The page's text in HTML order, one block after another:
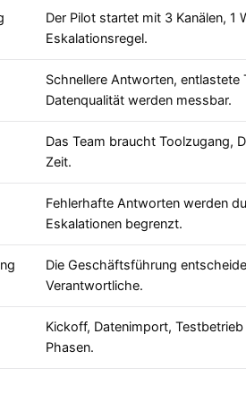
Der Pilot startet mit 3 Kanälen, 1
Eskalationsregel.
Schnellere Antworten, entlastete
Datenqualität werden messbar.
Das Team braucht Toolzugang,
Zeit.
Fehlerhafte Antworten werden
Eskalationen begrenzt.
Die Geschäftsführung
Verantwortliche.
Kickoff, Datenimport,
Phasen.